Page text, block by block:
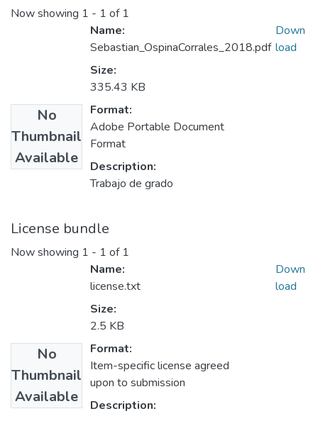
Now showing 1 - 1 of 1
No
Thumbnail
Available
Name:
Sebastian_OspinaCorrales_2018.pdf
Size:
335.43 KB
Format:
Adobe Portable Document
Format
Description:
Trabajo de grado
Down
load
License bundle
Now showing 1 - 1 of 1
No
Thumbnail
Available
Name:
license.txt
Size:
2.5 KB
Format:
Item-specific license agreed
upon to submission
Description:
Down
load